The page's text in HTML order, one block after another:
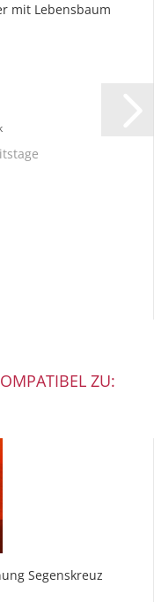
mit Lebensbaum
ZU:
Segenskreuz